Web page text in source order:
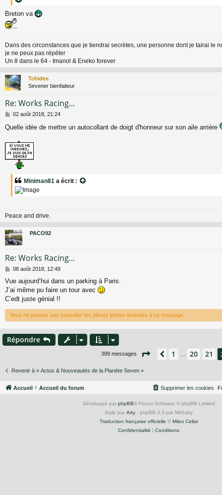
Breton va
Dans des circonstances que je tiendrai secrètes, une personne dont je tairai le
je ne peux pas répéter
Un 8 dans le 64 - Imanol & Eneko forever
Tchides
Sevener bienfaiteur
Re: Works Racing...
M
s
a
g
e
02 août 2018, 21:24
Quelle idée de mettre un autocollant de doigt d'honneur sur son aile arrière
Miniman81 a écrit :
Peace and drive.
PACO92
Re: Works Racing...
M
s
s
a
e
08 août 2018, 12:49
Vue aujourd’hui dans un parking à Paris.
J’ai même pu faire un tour avec
C’edt juste génial !!
Vous ne pouvez pas consulter les pièces jointes insérées à ce message.
Répondre
399 messages Page 22 sur27
Précédent
1 20 21
Revenir à « Actus & Nouveautés de la Planète Seven »
Accueil Accueil du forum Supprimer les cookies
Développé par phpBB® Forum Software © phpBB Limited
Style par Arty - phpBB 3.3 par MrGaby
Traduction française officielle © Miles Cellar
Confidentialité | Conditions